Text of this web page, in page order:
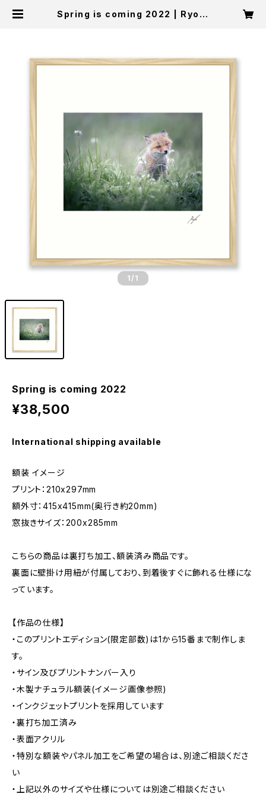
Spring is coming 2022 | Ryo U
1 /1
Spring is coming 2022
¥38,500
International shipping available
額装 イメージ
プリント：210x297mm
額外寸：415x415mm(奥行き約20mm)
窓抜きサイズ：200x285mm
こちらの商品は裏打ち加工、額装済み商品です。
裏面に壁掛け用紐が付属しており、到着後すぐに飾れる仕様にな
っています。
【作品の仕様】
・このプリントエディション(限定部数)は1から15番まで制作しま
す。
・サイン及びプリントナンバー入り
・木製ナチュラル額装(イメージ画像参照)
・インクジェットプリントを採用しています
・裏打ち加工済み
・表面アクリル
・特別な額装やパネル加工をご希望の場合は、別途ご相談くださ
い
・上記以外のサイズや仕様については別途ご相談ください